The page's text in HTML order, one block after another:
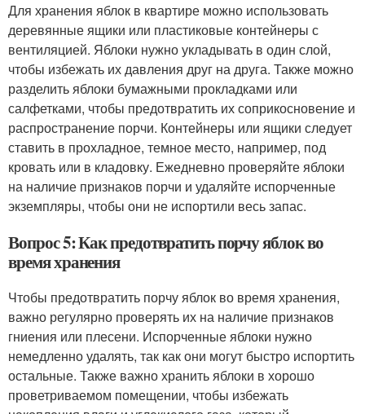
Для хранения яблок в квартире можно использовать
деревянные ящики или пластиковые контейнеры с
вентиляцией. Яблоки нужно укладывать в один слой,
чтобы избежать их давления друг на друга. Также можно
разделить яблоки бумажными прокладками или
салфетками, чтобы предотвратить их соприкосновение и
распространение порчи. Контейнеры или ящики следует
ставить в прохладное, темное место, например, под
кровать или в кладовку. Ежедневно проверяйте яблоки
на наличие признаков порчи и удаляйте испорченные
экземпляры, чтобы они не испортили весь запас.
Вопрос 5: Как предотвратить порчу яблок во
время хранения
Чтобы предотвратить порчу яблок во время хранения,
важно регулярно проверять их на наличие признаков
гниения или плесени. Испорченные яблоки нужно
немедленно удалять, так как они могут быстро испортить
остальные. Также важно хранить яблоки в хорошо
проветриваемом помещении, чтобы избежать